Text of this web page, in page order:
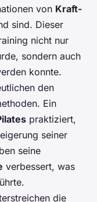
von Kraft-
sind. Dieser
nicht nur
sondern auch
konnte.
den
Ein
praktiziert,
seiner
seine
verbessert, was
die